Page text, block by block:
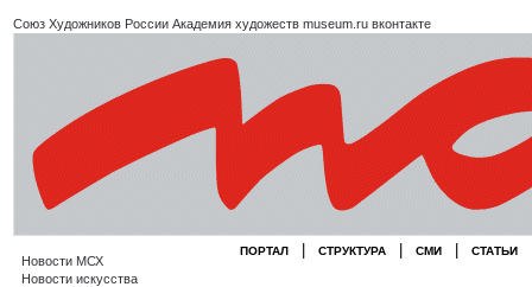
Союз Художников России Академия художеств museum.ru вконтакте
Новости МСХ
Новости искусства
ПОРТАЛ СТРУКТУРА СМИ СТАТЬИ